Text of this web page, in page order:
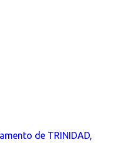
de TRINIDAD,